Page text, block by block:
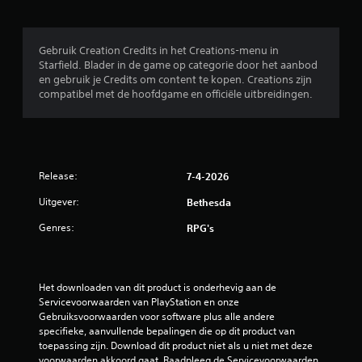
g
e
Gebruik Creation Credits in het Creations-menu in
Starfield. Blader in de game op categorie door het aanbod
en gebruik je Credits om content te kopen. Creations zijn
compatibel met de hoofdgame en officiële uitbreidingen.
Release: 7-4-2026
Uitgever: Bethesda
Genres: RPG's
Het downloaden van dit product is onderhevig aan de
Servicevoorwaarden van PlayStation en onze
Gebruiksvoorwaarden voor software plus alle andere
specifieke, aanvullende bepalingen die op dit product van
toepassing zijn. Download dit product niet als u niet met deze